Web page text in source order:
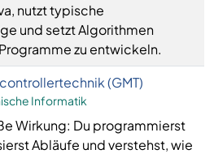
nutzt typische
und setzt Algorithmen
zu entwickeln.
(GMT)
Informatik
Wirkung: Du programmierst
Abläufe und verstehst, wie